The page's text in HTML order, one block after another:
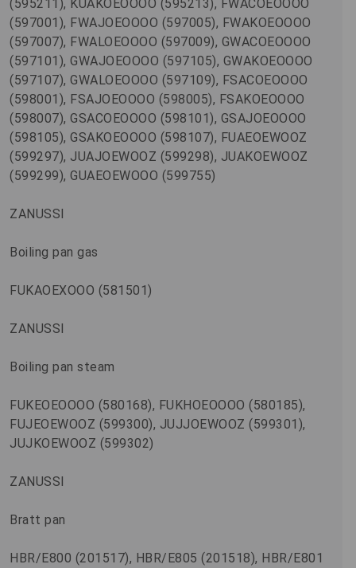
(595211), KUAKOEOOOO (595213), FWACOEOOOO
(597001), FWAJOEOOOO (597005), FWAKOEOOOO
(597007), FWALOEOOOO (597009), GWACOEOOOO
(597101), GWAJOEOOOO (597105), GWAKOEOOOO
(597107), GWALOEOOOO (597109), FSACOEOOOO
(598001), FSAJOEOOOO (598005), FSAKOEOOOO
(598007), GSACOEOOOO (598101), GSAJOEOOOO
(598105), GSAKOEOOOO (598107), FUAEOEWOOZ
(599297), JUAJOEWOOZ (599298), JUAKOEWOOZ
(599299), GUAEOEWOOO (599755)
ZANUSSI
Boiling pan gas
FUKAOEXOOO (581501)
ZANUSSI
Boiling pan steam
FUKEOEOOOO (580168), FUKHOEOOOO (580185),
FUJEOEWOOZ (599300), JUJJOEWOOZ (599301),
JUJKOEWOOZ (599302)
ZANUSSI
Bratt pan
HBR/E800 (201517), HBR/E805 (201518), HBR/E801